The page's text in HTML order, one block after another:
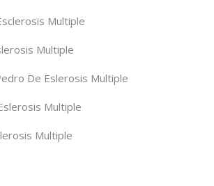
Multiple
Multiple
De Eslerosis Multiple
Multiple
Multiple